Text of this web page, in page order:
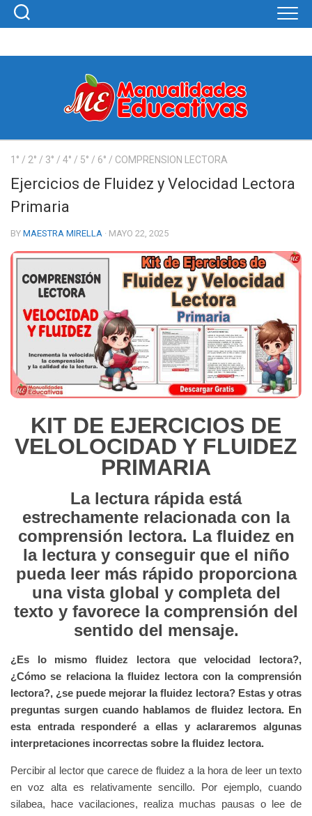
Skip
1° / 2° / 3° / 4° / 5° / 6° / COMPRENSION LECTORA
Ejercicios de Fluidez y Velocidad Lectora
Primaria
BY MAESTRA MIRELLA · MAYO 22, 2025
KIT DE EJERCICIOS DE
VELOLOCIDAD Y FLUIDEZ
PRIMARIA
La lectura rápida está
estrechamente relacionada con la
comprensión lectora. La fluidez en
la lectura y conseguir que el niño
pueda leer más rápido proporciona
una vista global y completa del
texto y favorece la comprensión del
sentido del mensaje.
¿Es lo mismo fluidez lectora que velocidad lectora?,
¿Cómo se relaciona la fluidez lectora con la comprensión
lectora?, ¿se puede mejorar la fluidez lectora? Estas y otras
preguntas surgen cuando hablamos de fluidez lectora. En
esta entrada responderé a ellas y aclararemos algunas
interpretaciones incorrectas sobre la fluidez lectora.
Percibir al lector que carece de fluidez a la hora de leer un texto
en voz alta es relativamente sencillo. Por ejemplo, cuando
silabea, hace vacilaciones, realiza muchas pausas o lee de